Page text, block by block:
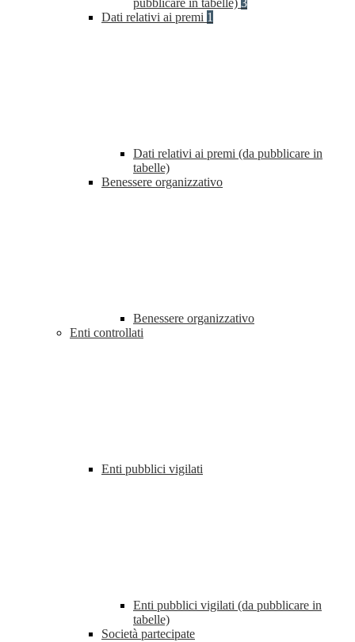
pubblicare in tabelle) 3
Dati relativi ai premi 1
Dati relativi ai premi (da pubblicare in
tabelle)
Benessere organizzativo
Benessere organizzativo
Enti controllati
Enti pubblici vigilati
Enti pubblici vigilati (da pubblicare in
tabelle)
Società partecipate